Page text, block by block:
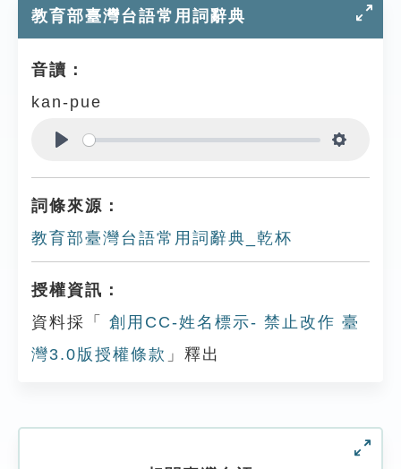
教育部臺灣台語常用詞辭典
音讀：
kan-pue
詞條來源：
教育部臺灣台語常用詞辭典_乾杯
授權資訊：
資料採「
創用CC-姓名標示- 禁止改作 臺
灣3.0版授權條款 」釋出